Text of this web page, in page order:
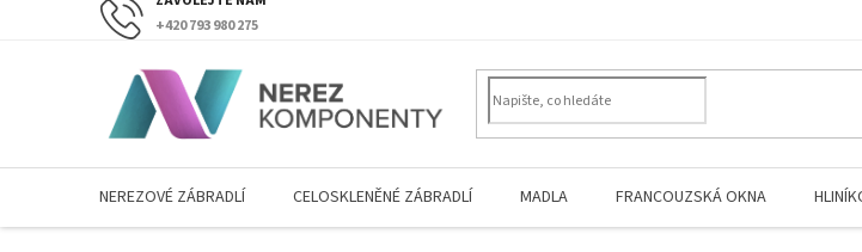
+420 793 980 275
NEREZOVÉ ZÁBRADLÍ CELOSKLENĚNÉ ZÁBRADLÍ MADLA FRANCOUZSKÁ OKNA